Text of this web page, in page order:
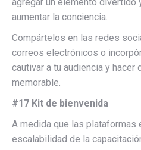
agregar un elemento divertido
aumentar la conciencia.
Compártelos en las redes
correos electrónicos o
cautivar a tu audiencia y hacer
memorable.
#17 Kit de bienvenida
A medida que las plataformas
escalabilidad de la